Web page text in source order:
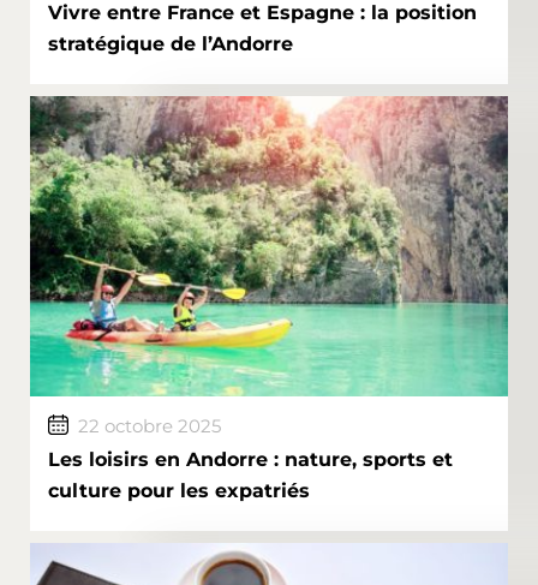
Vivre entre France et Espagne : la position
stratégique de l’Andorre
22 octobre 2025
Les loisirs en Andorre : nature, sports et
culture pour les expatriés